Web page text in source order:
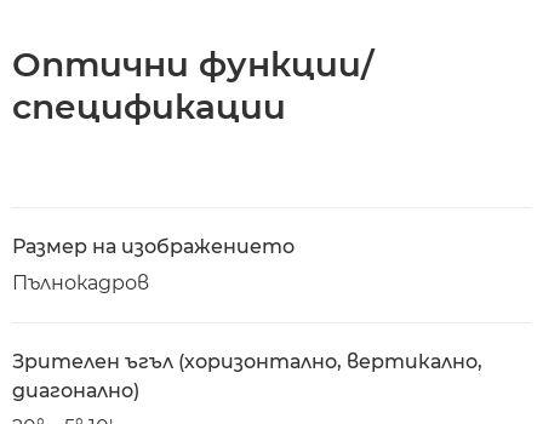
Оптични функции/
спецификации
Размер на изображението
Пълнокадров
Зрителен ъгъл (хоризонтално, вертикално,
диагонално)